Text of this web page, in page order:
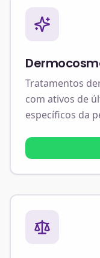
Tratamentos
com ativos de
específicos da